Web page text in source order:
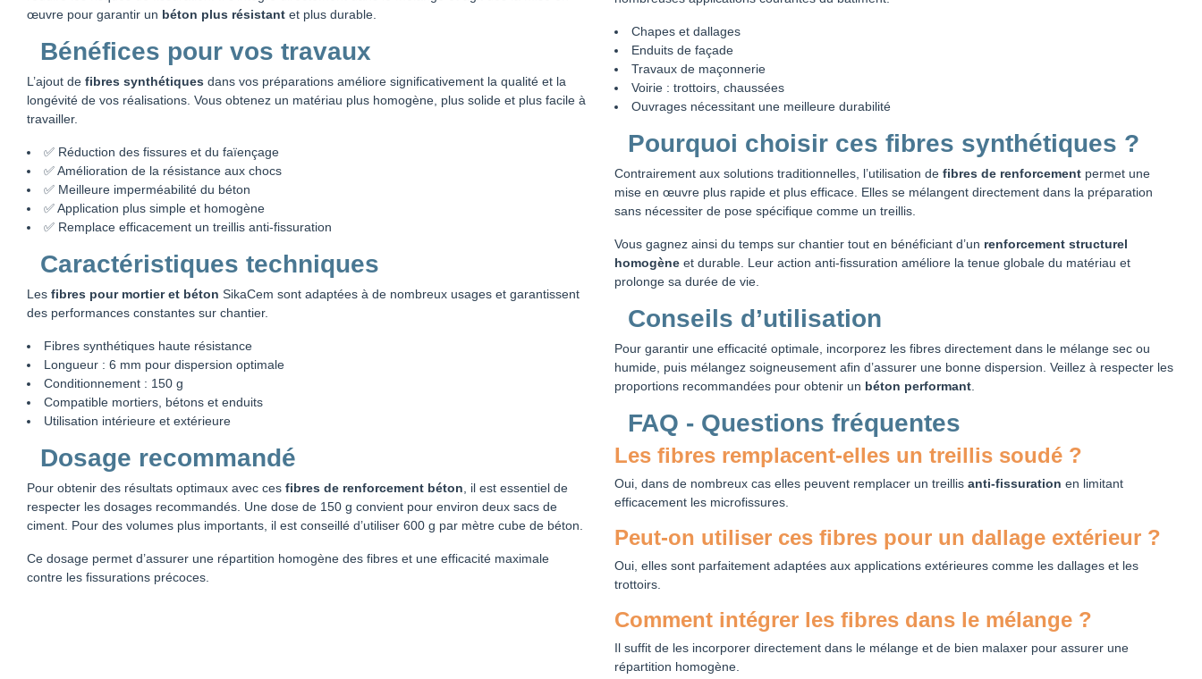
œuvre pour garantir un béton plus résistant et plus durable.
Bénéfices pour vos travaux
L’ajout de fibres synthétiques dans vos préparations améliore significativement la qualité et la
longévité de vos réalisations. Vous obtenez un matériau plus homogène, plus solide et plus facile à
travailler.
✅ Réduction des fissures et du faïençage
✅ Amélioration de la résistance aux chocs
✅ Meilleure imperméabilité du béton
✅ Application plus simple et homogène
✅ Remplace efficacement un treillis anti-fissuration
Caractéristiques techniques
Les fibres pour mortier et béton SikaCem sont adaptées à de nombreux usages et garantissent
des performances constantes sur chantier.
Fibres synthétiques haute résistance
Longueur : 6 mm pour dispersion optimale
Conditionnement : 150 g
Compatible mortiers, bétons et enduits
Utilisation intérieure et extérieure
Dosage recommandé
Pour obtenir des résultats optimaux avec ces fibres de renforcement béton, il est essentiel de
respecter les dosages recommandés. Une dose de 150 g convient pour environ deux sacs de
ciment. Pour des volumes plus importants, il est conseillé d’utiliser 600 g par mètre cube de béton.
Ce dosage permet d’assurer une répartition homogène des fibres et une efficacité maximale
contre les fissurations précoces.
Chapes et dallages
Enduits de façade
Travaux de maçonnerie
Voirie : trottoirs, chaussées
Ouvrages nécessitant une meilleure durabilité
Pourquoi choisir ces fibres synthétiques ?
Contrairement aux solutions traditionnelles, l’utilisation de fibres de renforcement permet une
mise en œuvre plus rapide et plus efficace. Elles se mélangent directement dans la préparation
sans nécessiter de pose spécifique comme un treillis.
Vous gagnez ainsi du temps sur chantier tout en bénéficiant d’un renforcement structurel
homogène et durable. Leur action anti-fissuration améliore la tenue globale du matériau et
prolonge sa durée de vie.
Conseils d’utilisation
Pour garantir une efficacité optimale, incorporez les fibres directement dans le mélange sec ou
humide, puis mélangez soigneusement afin d’assurer une bonne dispersion. Veillez à respecter les
proportions recommandées pour obtenir un béton performant.
FAQ - Questions fréquentes
Les fibres remplacent-elles un treillis soudé ?
Oui, dans de nombreux cas elles peuvent remplacer un treillis anti-fissuration en limitant
efficacement les microfissures.
Peut-on utiliser ces fibres pour un dallage extérieur ?
Oui, elles sont parfaitement adaptées aux applications extérieures comme les dallages et les
trottoirs.
Comment intégrer les fibres dans le mélange ?
Il suffit de les incorporer directement dans le mélange et de bien malaxer pour assurer une
répartition homogène.